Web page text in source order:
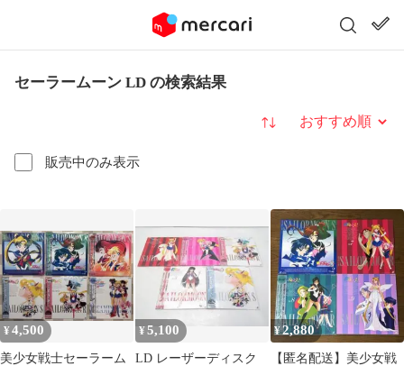
セーラームーン LD の検索結果
販売中のみ表示
並び替え
¥4,500
美少女戦士セーラーム
¥5,100
LD レーザーディスク
¥2,880
【匿名配送】美少女戦